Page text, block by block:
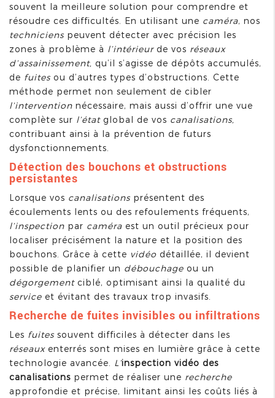
souvent la meilleure solution pour comprendre et
résoudre ces difficultés. En utilisant une caméra, nos
techniciens peuvent détecter avec précision les
zones à problème à l’intérieurde vos réseaux
d’assainissement, qu’il s’agisse de dépôts accumulés,
de fuites ou d’autres types d’obstructions. Cette
méthode permet non seulement de cibler
l’intervention nécessaire, mais aussi d’offrir une vue
complète sur l’étatglobal de vos canalisations,
contribuant ainsi à la prévention de futurs
dysfonctionnements.
Détection des bouchons et obstructions
persistantes
Lorsque vos canalisations présentent des
écoulements lents ou des refoulements fréquents,
l’inspection par caméra est un outil précieux pour
localiser précisément la nature et la position des
bouchons. Grâce à cette vidéo détaillée, il devient
possible de planifier un débouchage ou un
dégorgementciblé, optimisant ainsi la qualité du
service et évitant des travaux trop invasifs.
Recherche de fuites invisibles ou infiltrations
Les fuites souvent difficiles à détecter dans les
réseauxenterrés sont mises en lumière grâce à cette
technologie avancée. L’inspection vidéo des
canalisations permet de réaliser une recherche
approfondie et précise, limitant ainsi les coûts liés à